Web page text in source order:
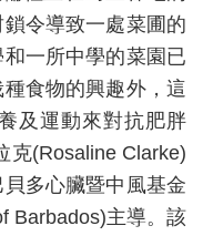
令導致一處菜圃的
一所中學的菜園已
食物的興趣外，這
及運動來對抗肥胖
克(Rosaline Clarke)
多心臟暨中風基金
Barbados)主導。該